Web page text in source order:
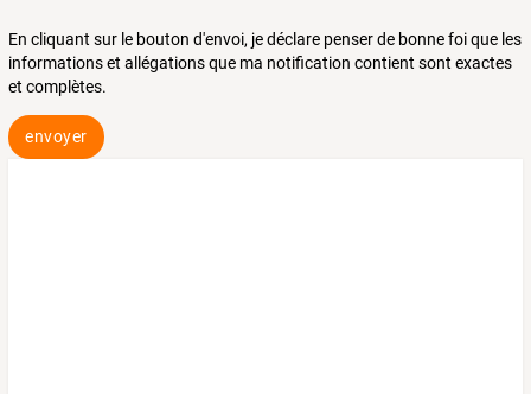
En cliquant sur le bouton d'envoi, je déclare penser de bonne foi que les
informations et allégations que ma notification contient sont exactes
et complètes.
envoyer